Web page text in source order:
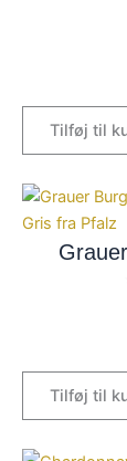
Tilføj til
Tilføj til